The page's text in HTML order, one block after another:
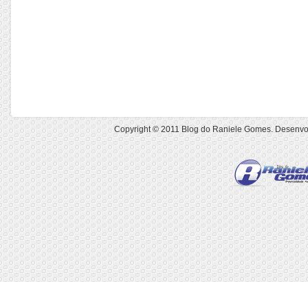
Copyright © 2011Blog do Raniele Gomes.